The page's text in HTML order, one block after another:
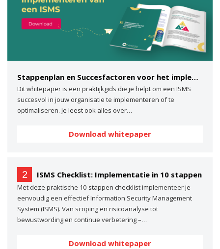
Stappenplan en Succesfactoren voor het implementeren van een ISMS
Dit whitepaper is een praktijkgids die je helpt om een ISMS
succesvol in jouw organisatie te implementeren of te
optimaliseren. Je leest ook alles over…
Download whitepaper
2 ISMS Checklist: Implementatie in 10 stappen
Met deze praktische 10-stappen checklist implementeer je
eenvoudig een effectief Information Security Management
System (ISMS). Van scoping en risicoanalyse tot
bewustwording en continue verbetering –…
Download whitepaper